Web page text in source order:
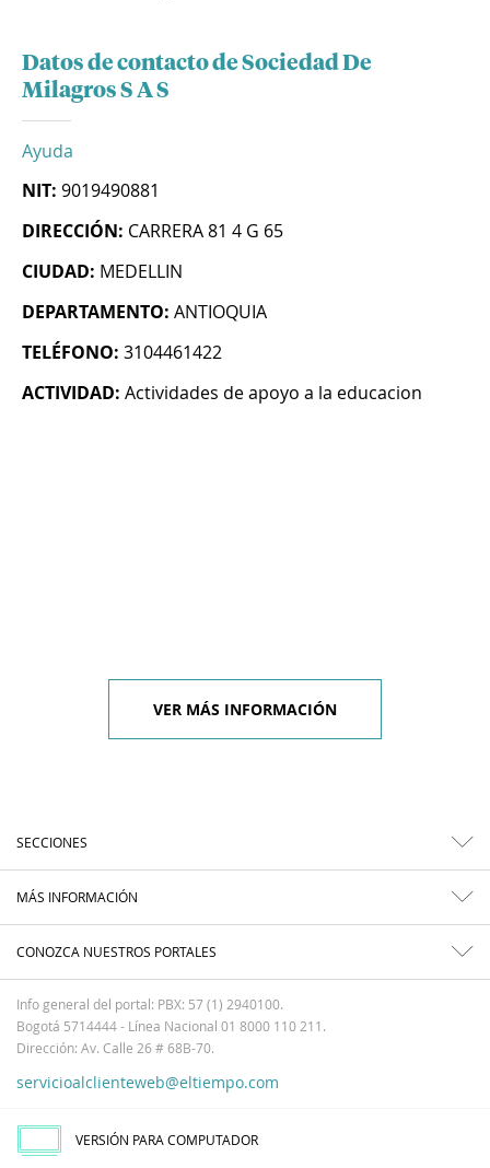
Datos de contacto de Sociedad De
Milagros S A S
Ayuda
NIT: 9019490881
DIRECCIÓN: CARRERA 81 4 G 65
CIUDAD: MEDELLIN
DEPARTAMENTO: ANTIOQUIA
TELÉFONO: 3104461422
ACTIVIDAD: Actividades de apoyo a la educacion
VER MÁS INFORMACIÓN
SECCIONES
MÁS INFORMACIÓN
CONOZCA NUESTROS PORTALES
Info general del portal: PBX: 57 (1) 2940100.
Bogotá 5714444 - Línea Nacional 01 8000 110 211.
Dirección: Av. Calle 26 # 68B-70.
servicioalclienteweb@eltiempo.com
VERSIÓN PARA COMPUTADOR